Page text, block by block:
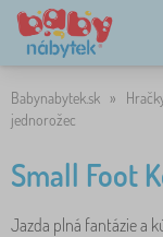
Babynabytek.sk »
jednorožec
Small Foot
Jazda plná fantázie a